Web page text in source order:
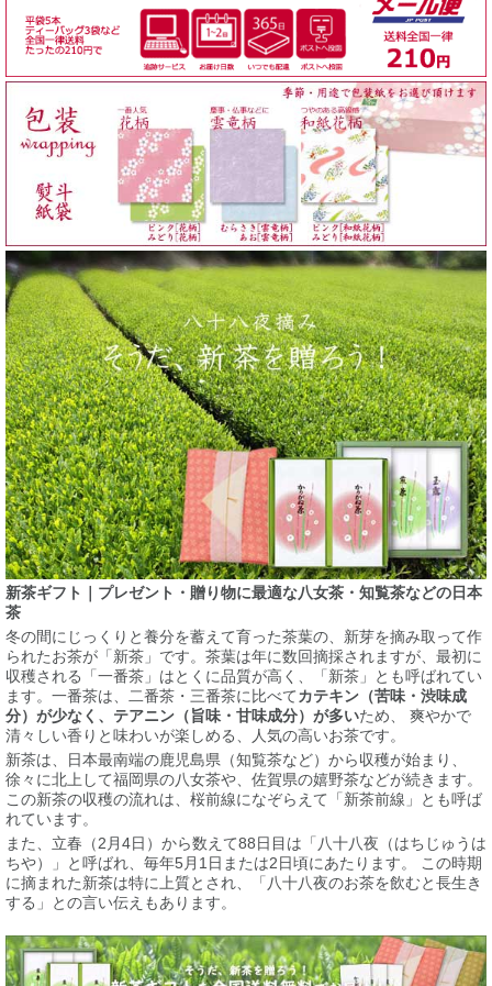
新茶ギフト｜プレゼント・贈り物に最適な八女茶・知覧茶などの日本
茶
冬の間にじっくりと養分を蓄えて育った茶葉の、新芽を摘み取って作
られたお茶が「新茶」です。茶葉は年に数回摘採されますが、最初に
収穫される「一番茶」はとくに品質が高く、「新茶」とも呼ばれてい
ます。一番茶は、二番茶・三番茶に比べてカテキン（苦味・渋味成
分）が少なく、テアニン（旨味・甘味成分）が多いため、 爽やかで
清々しい香りと味わいが楽しめる、人気の高いお茶です。
新茶は、日本最南端の鹿児島県（知覧茶など）から収穫が始まり、
徐々に北上して福岡県の八女茶や、佐賀県の嬉野茶などが続きます。
この新茶の収穫の流れは、桜前線になぞらえて「新茶前線」とも呼ば
れています。
また、立春（2月4日）から数えて88日目は「八十八夜（はちじゅうは
ちや）」と呼ばれ、毎年5月1日または2日頃にあたります。 この時期
に摘まれた新茶は特に上質とされ、「八十八夜のお茶を飲むと長生き
する」との言い伝えもあります。